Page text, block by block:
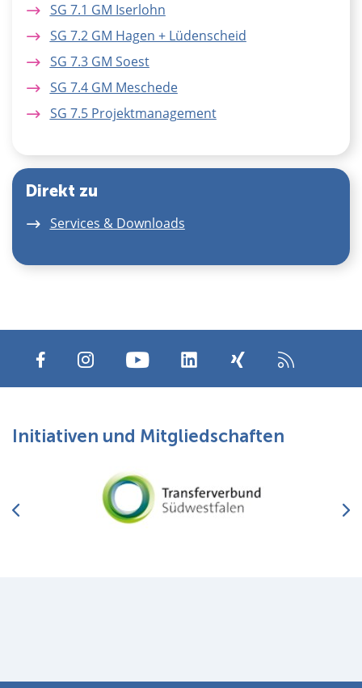
SG 7.1 GM Iserlohn
SG 7.2 GM Hagen + Lüdenscheid
SG 7.3 GM Soest
SG 7.4 GM Meschede
SG 7.5 Projektmanagement
Direkt zu
Services & Downloads
Initiativen und Mitgliedschaften